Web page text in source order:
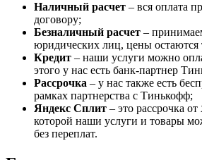
Наличный расчет – вся оплата
договору;
Безналичный расчет –
юридических лиц, цены остаются
Кредит – наши услуги можно
этого у нас есть банк-партнер
Рассрочка – у нас также есть
рамках партнерства с Тинькофф;
Яндекс Сплит – это рассрочка
которой наши услуги и товары
без переплат.